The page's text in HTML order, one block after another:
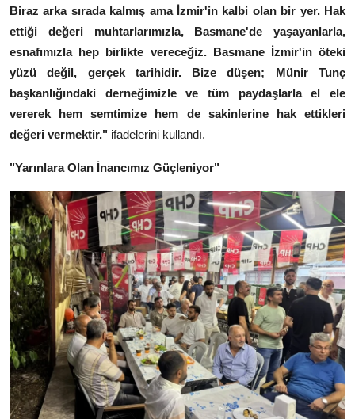
Biraz arka sırada kalmış ama İzmir'in kalbi olan bir yer. Hak
ettiği değeri muhtarlarımızla, Basmane'de yaşayanlarla,
esnafımızla hep birlikte vereceğiz. Basmane İzmir'in öteki
yüzü değil, gerçek tarihidir. Bize düşen; Münir Tunç
başkanlığındaki derneğimizle ve tüm paydaşlarla el ele
vererek hem semtimize hem de sakinlerine hak ettikleri
değeri vermektir." ifadelerini kullandı.
"Yarınlara Olan İnancımız Güçleniyor"